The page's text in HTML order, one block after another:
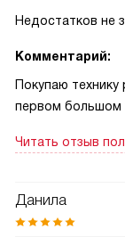
Недостатков не
Комментарий:
Покупаю
первом большом
сочным мясом —
вращающегося
Читать отзыв
Данила